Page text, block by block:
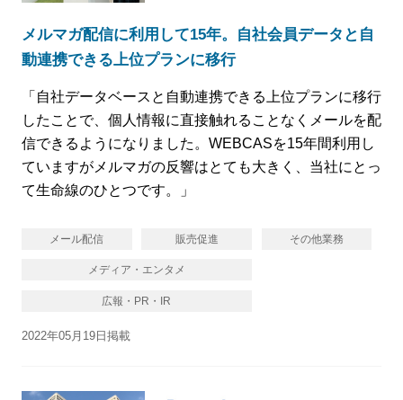
メルマガ配信に利用して15年。自社会員データと自
動連携できる上位プランに移行
「自社データベースと自動連携できる上位プランに移行
したことで、個人情報に直接触れることなくメールを配
信できるようになりました。WEBCASを15年間利用し
ていますがメルマガの反響はとても大きく、当社にとっ
て生命線のひとつです。」
メール配信 販売促進 その他業務
メディア・エンタメ
広報・PR・IR
2022年05月19日掲載